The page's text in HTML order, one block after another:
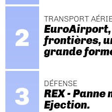
TRANSPORT
frontières,
grande
DÉFENSE
REX -
Ejection.